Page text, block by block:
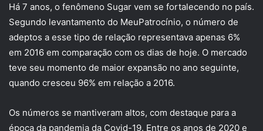
Há 7 anos, o fenômeno Sugar vem se fortalecendo no país.
Segundo levantamento do MeuPatrocínio, o número de
adeptos a esse tipo de relação representava apenas 6%
em 2016 em comparação com os dias de hoje. O mercado
teve seu momento de maior expansão no ano seguinte,
quando cresceu 96% em relação a 2016.
Os números se mantiveram altos, com destaque para a
época da pandemia da Covid-19. Entre os anos de 2020 e